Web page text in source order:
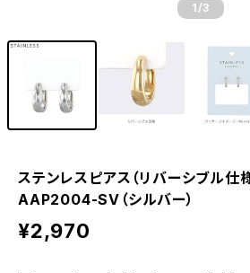
1 /3
ステンレスピアス（リバーシブル仕
AAP2004-SV（シルバー）
¥2,970